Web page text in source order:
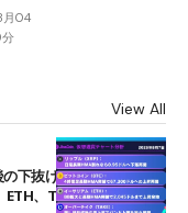
04
View All
下抜けで0.95ドルを試
、TAKE